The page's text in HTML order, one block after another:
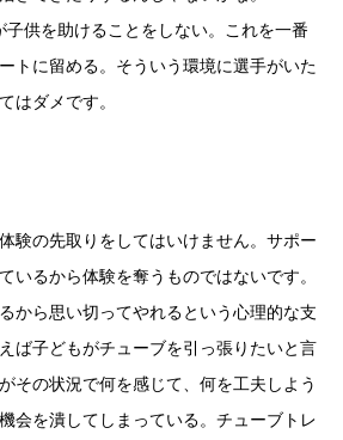
子供を助けることをしない。これを一番
トに留める。そういう環境に選手がいた
はダメです。
験の先取りをしてはいけません。サポー
いるから体験を奪うものではないです。
から思い切ってやれるという心理的な支
ば子どもがチューブを引っ張りたいと言
その状況で何を感じて、何を工夫しよう
会を潰してしまっている。チューブトレ